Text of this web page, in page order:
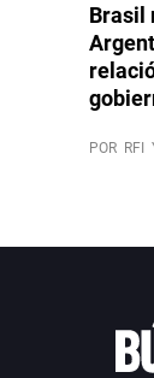
Brasil
POR RFI